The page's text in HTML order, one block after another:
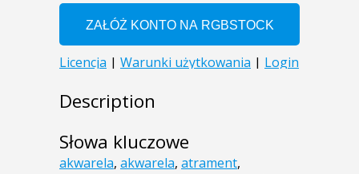
Description
Słowa kluczowe
akwarela, akwarela, atrament,